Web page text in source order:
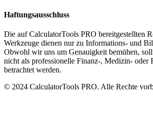
Haftungsausschluss
Die auf CalculatorTools PRO bereitgestellten
Werkzeuge dienen nur zu Informations- und
Obwohl wir uns um Genauigkeit bemühen,
nicht als professionelle Finanz-, Medizin- oder
betrachtet werden.
© 2024 CalculatorTools PRO. Alle Rechte